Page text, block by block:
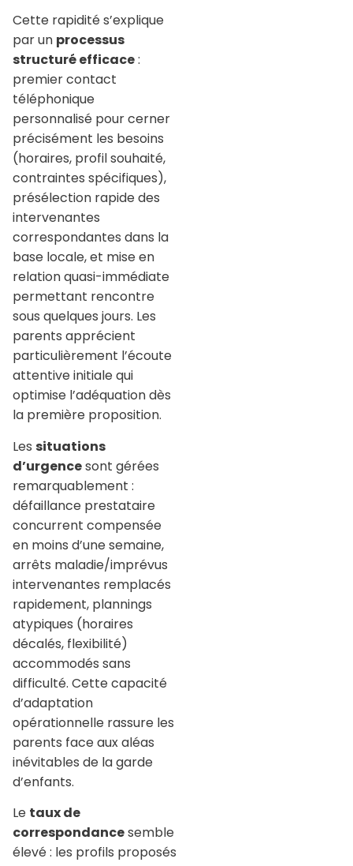
Cette rapidité s’explique
par un processus
structuré efficace:
premier contact
téléphonique
personnalisé pour cerner
précisément les besoins
(horaires, profil souhaité,
contraintes spécifiques),
présélection rapide des
intervenantes
correspondantes dans la
base locale, et mise en
relation quasi-immédiate
permettant rencontre
sous quelques jours. Les
parents apprécient
particulièrement l’écoute
attentive initiale qui
optimise l’adéquation dès
la première proposition.
Les situations
d’urgencesont gérées
remarquablement :
défaillance prestataire
concurrent compensée
en moins d’une semaine,
arrêts maladie/imprévus
intervenantes remplacés
rapidement, plannings
atypiques (horaires
décalés, flexibilité)
accommodés sans
difficulté. Cette capacité
d’adaptation
opérationnelle rassure les
parents face aux aléas
inévitables de la garde
d’enfants.
Le taux de
correspondancesemble
élevé : les profils proposés